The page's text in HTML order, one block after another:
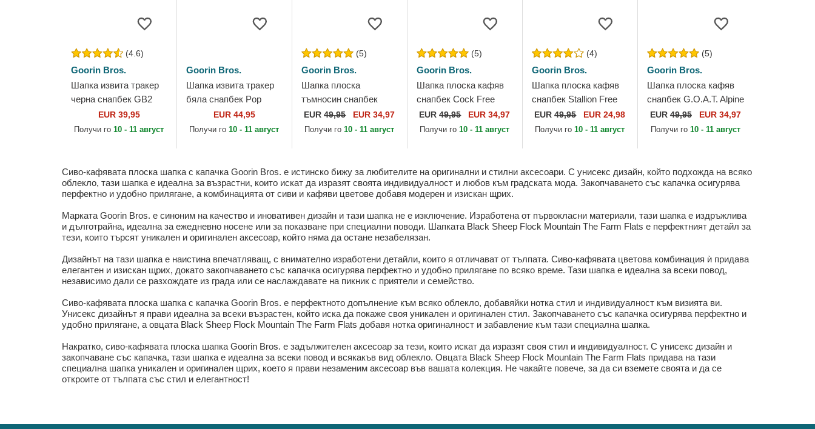
(4.6)
Goorin Bros.
Шапка извита тракер
черна снапбек GB2
Black Sheep The
Rocker The Farm от
EUR 39,95
Получи го10 - 11 август
Goorin Bros.
Шапка извита тракер
бяла снапбек Pop
Rocker Sheep The
Farm от Goorin Bros.
EUR 44,95
Получи го10 - 11 август
(5)
Goorin Bros.
Шапка плоска
тъмносин снапбек
Lone Wolf One Pack
The Farm Flats The
EUR49,95 EUR 34,97
Получи го10 - 11 август
(5)
Goorin Bros.
Шапка плоска кафяв
снапбек Cock Free
Range The Farm Flats
The Farm от Goorin
EUR49,95 EUR 34,97
Получи го10 - 11 август
(4)
Goorin Bros.
Шапка плоска кафяв
снапбек Stallion Free
Rider The Farm Flats
The Farm от Goorin
EUR49,95 EUR 24,98
Получи го10 - 11 август
(5)
Goorin Bros.
Шапка плоска кафяв
снапбек G.O.A.T. Alpine
Base The Farm Flats
The Farm от Goorin
EUR 49,95 EUR 34,97
Получи го 10 - 11 август
Сиво-кафявата плоска шапка с капачка Goorin Bros. е истинско бижу за любителите на оригинални и стилни аксесоари. С унисекс дизайн, който подхожда на всяко
облекло, тази шапка е идеална за възрастни, които искат да изразят своята индивидуалност и любов към градската мода. Закопчаването със капачка осигурява
перфектно и удобно прилягане, а комбинацията от сиви и кафяви цветове добавя модерен и изискан щрих.
Марката Goorin Bros. е синоним на качество и иновативен дизайн и тази шапка не е изключение. Изработена от първокласни материали, тази шапка е издръжлива
и дълготрайна, идеална за ежедневно носене или за показване при специални поводи. Шапката Black Sheep Flock Mountain The Farm Flats е перфектният детайл за
тези, които търсят уникален и оригинален аксесоар, който няма да остане незабелязан.
Дизайнът на тази шапка е наистина впечатляващ, с внимателно изработени детайли, които я отличават от тълпата. Сиво-кафявата цветова комбинация ѝ придава
елегантен и изискан щрих, докато закопчаването със капачка осигурява перфектно и удобно прилягане по всяко време. Тази шапка е идеална за всеки повод,
независимо дали се разхождате из града или се наслаждавате на пикник с приятели и семейство.
Сиво-кафявата плоска шапка с капачка Goorin Bros. е перфектното допълнение към всяко облекло, добавяйки нотка стил и индивидуалност към визията ви.
Унисекс дизайнът я прави идеална за всеки възрастен, който иска да покаже своя уникален и оригинален стил. Закопчаването със капачка осигурява перфектно и
удобно прилягане, а овцата Black Sheep Flock Mountain The Farm Flats добавя нотка оригиналност и забавление към тази специална шапка.
Накратко, сиво-кафявата плоска шапка Goorin Bros. е задължителен аксесоар за тези, които искат да изразят своя стил и индивидуалност. С унисекс дизайн и
закопчаване със капачка, тази шапка е идеална за всеки повод и всякакъв вид облекло. Овцата Black Sheep Flock Mountain The Farm Flats придава на тази
специална шапка уникален и оригинален щрих, което я прави незаменим аксесоар във вашата колекция. Не чакайте повече, за да си вземете своята и да се
откроите от тълпата със стил и елегантност!